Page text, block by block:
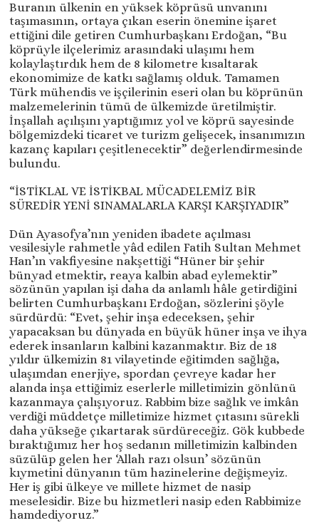
Buranın ülkenin en yüksek köprüsü unvanını
taşımasının, ortaya çıkan eserin önemine işaret
ettiğini dile getiren Cumhurbaşkanı Erdoğan, “Bu
köprüyle ilçelerimiz arasındaki ulaşımı hem
kolaylaştırdık hem de 8 kilometre kısaltarak
ekonomimize de katkı sağlamış olduk. Tamamen
Türk mühendis ve işçilerinin eseri olan bu köprünün
malzemelerinin tümü de ülkemizde üretilmiştir.
İnşallah açılışını yaptığımız yol ve köprü sayesinde
bölgemizdeki ticaret ve turizm gelişecek, insanımızın
kazanç kapıları çeşitlenecektir” değerlendirmesinde
bulundu.
“İSTİKLAL VE İSTİKBAL MÜCADELEMİZ BİR
SÜREDİR YENİ SINAMALARLA KARŞI KARŞIYADIR”
Dün Ayasofya’nın yeniden ibadete açılması
vesilesiyle rahmetle yâd edilen Fatih Sultan Mehmet
Han’ın vakfiyesine nakşettiği “Hüner bir şehir
bünyad etmektir, reaya kalbin abad eylemektir”
sözünün yapılan işi daha da anlamlı hâle getirdiğini
belirten Cumhurbaşkanı Erdoğan, sözlerini şöyle
sürdürdü: “Evet, şehir inşa edeceksen, şehir
yapacaksan bu dünyada en büyük hüner inşa ve ihya
ederek insanların kalbini kazanmaktır. Biz de 18
yıldır ülkemizin 81 vilayetinde eğitimden sağlığa,
ulaşımdan enerjiye, spordan çevreye kadar her
alanda inşa ettiğimiz eserlerle milletimizin gönlünü
kazanmaya çalışıyoruz. Rabbim bize sağlık ve imkân
verdiği müddetçe milletimize hizmet çıtasını sürekli
daha yükseğe çıkartarak sürdüreceğiz. Gök kubbede
bıraktığımız her hoş sedanın milletimizin kalbinden
süzülüp gelen her ‘Allah razı olsun’ sözünün
kıymetini dünyanın tüm hazinelerine değişmeyiz.
Her iş gibi ülkeye ve millete hizmet de nasip
meselesidir. Bize bu hizmetleri nasip eden Rabbimize
hamdediyoruz.”